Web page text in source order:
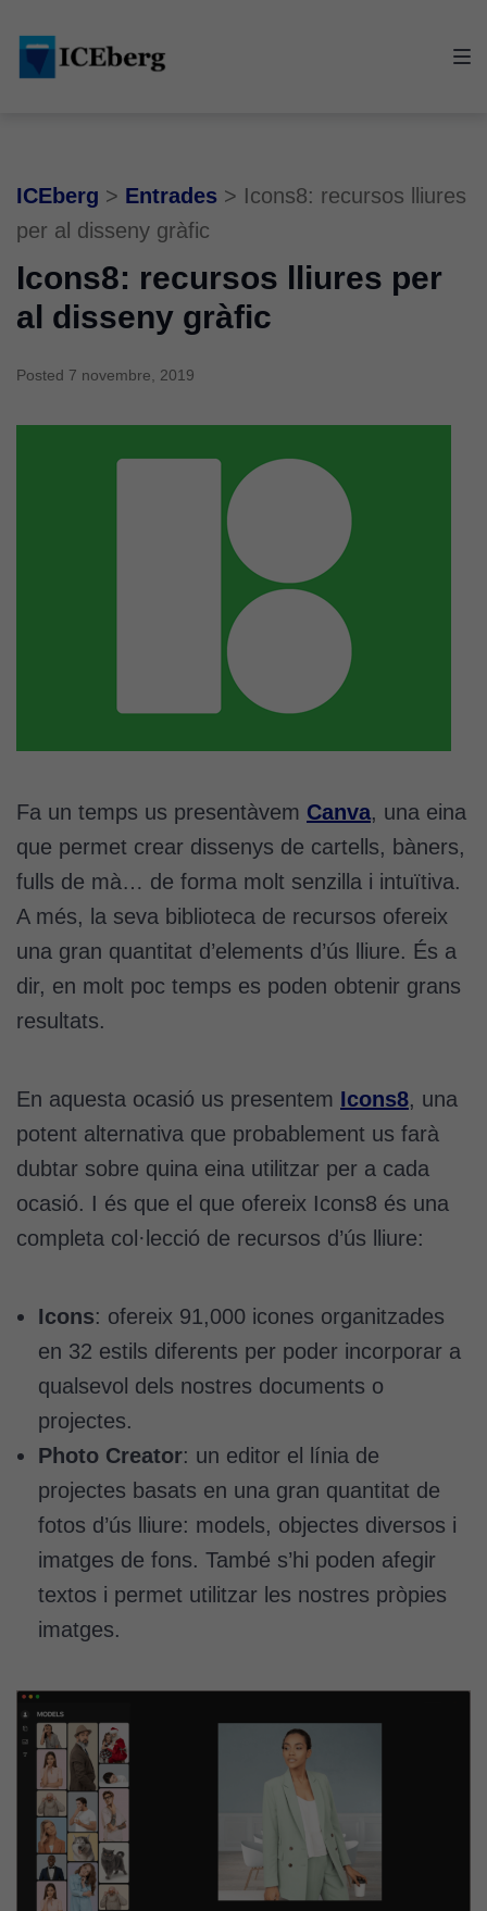
main
content
footer
ICEberg > Entrades > Icons8: recursos lliures
per al disseny gràfic
Icons8: recursos lliures per
al disseny gràfic
Posted 7 novembre, 2019
Fa un temps us presentàvem Canva, una eina
que permet crear dissenys de cartells, bàners,
fulls de mà… de forma molt senzilla i intuïtiva.
A més, la seva biblioteca de recursos ofereix
una gran quantitat d’elements d’ús lliure. És a
dir, en molt poc temps es poden obtenir grans
resultats.
En aquesta ocasió us presentem Icons8, una
potent alternativa que probablement us farà
dubtar sobre quina eina utilitzar per a cada
ocasió. I és que el que ofereix Icons8 és una
completa col·lecció de recursos d’ús lliure:
Icons: ofereix 91,000 icones organitzades
en 32 estils diferents per poder incorporar a
qualsevol dels nostres documents o
projectes.
Photo Creator: un editor el línia de
projectes basats en una gran quantitat de
fotos d’ús lliure: models, objectes diversos i
imatges de fons. També s’hi poden afegir
textos i permet utilitzar les nostres pròpies
imatges.